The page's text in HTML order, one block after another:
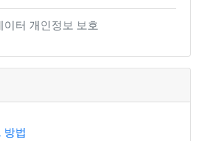
터 개인정보 보호
방법